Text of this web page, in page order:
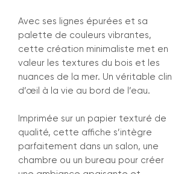
Avec ses lignes épurées et sa
palette de couleurs vibrantes,
cette création minimaliste met en
valeur les textures du bois et les
nuances de la mer. Un véritable clin
d’œil à la vie au bord de l’eau.
Imprimée sur un papier texturé de
qualité, cette affiche s’intègre
parfaitement dans un salon, une
chambre ou un bureau pour créer